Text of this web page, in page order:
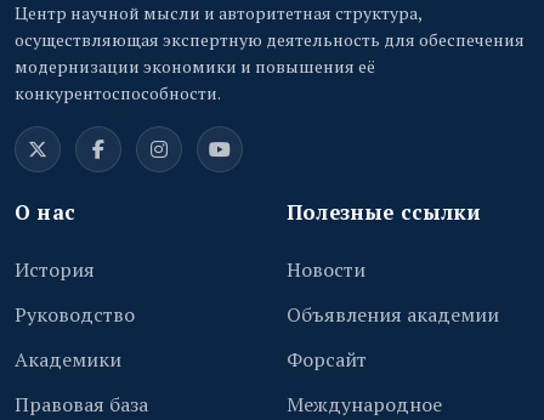
Центр научной мысли и авторитетная структура,
осуществляющая экспертную деятельность для обеспечения
модернизации экономики и повышения её
конкурентоспособности.
О нас
История
Руководство
Академики
Правовая база
Полезные ссылки
Новости
Объявления академии
Форсайт
Международное